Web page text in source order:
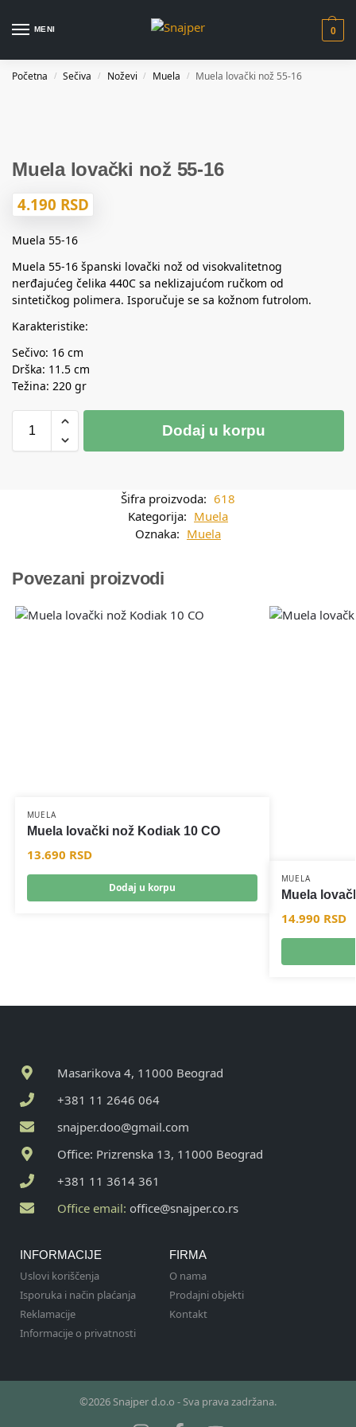
MENI 0
Početna / Sečiva / Noževi / Muela / Muela lovački nož 55-16
Muela lovački nož 55-16
4.190 RSD
Muela 55-16
Muela 55-16 španski lovački nož od visokvalitetnog
nerđajućeg čelika 440C sa neklizajućom ručkom od
sintetičkog polimera. Isporučuje se sa kožnom futrolom.
Karakteristike:
Sečivo: 16 cm
Drška: 11.5 cm
Težina: 220 gr
Dodaj u korpu
Šifra proizvoda: 618
Kategorija: Muela
Oznaka: Muela
Povezani proizvodi
MUELA
Muela lovački nož Kodiak 10 CO
13.690 RSD
Dodaj u korpu
MUELA
Muela
14.990 RSD
Masarikova 4, 11000 Beograd
+381 11 2646 064
snajper.doo@gmail.com
Office: Prizrenska 13, 11000 Beograd
+381 11 3614 361
Office email: office@snajper.co.rs
INFORMACIJE
Uslovi koriščenja
Isporuka i način plaćanja
Reklamacije
Informacije o privatnosti
FIRMA
O nama
Prodajni objekti
Kontakt
©2026 Snajper d.o.o - Sva prava zadržana.